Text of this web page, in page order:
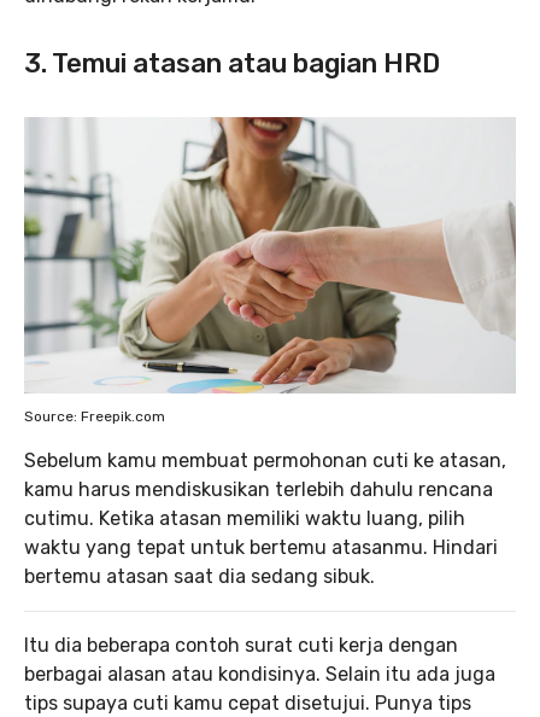
3. Temui atasan atau bagian HRD
Source: Freepik.com
Sebelum kamu membuat permohonan cuti ke atasan,
kamu harus mendiskusikan terlebih dahulu rencana
cutimu. Ketika atasan memiliki waktu luang, pilih
waktu yang tepat untuk bertemu atasanmu. Hindari
bertemu atasan saat dia sedang sibuk.
Itu dia beberapa contoh surat cuti kerja dengan
berbagai alasan atau kondisinya. Selain itu ada juga
tips supaya cuti kamu cepat disetujui. Punya tips